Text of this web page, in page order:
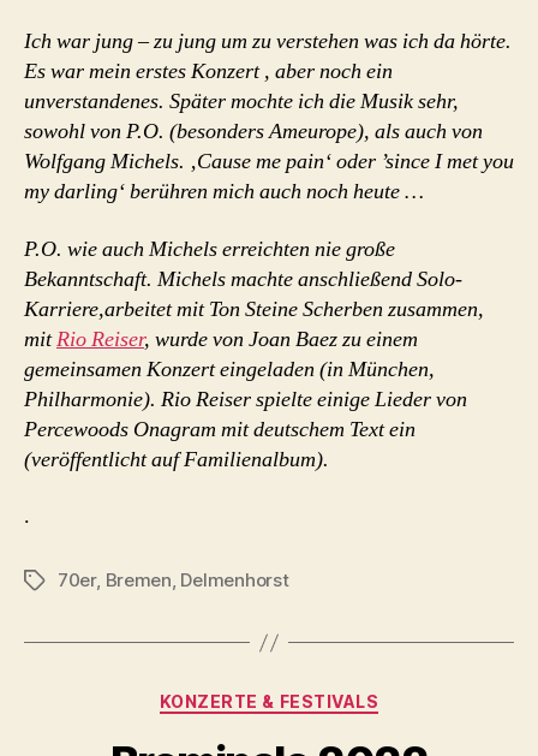
Ich war jung – zu jung um zu verstehen was ich da hörte.
Es war mein erstes Konzert , aber noch ein
unverstandenes. Später mochte ich die Musik sehr,
sowohl von P.O. (besonders Ameurope), als auch von
Wolfgang Michels. ‚Cause me pain‘ oder ’since I met you
my darling‘ berühren mich auch noch heute …
P.O. wie auch Michels erreichten nie große
Bekanntschaft. Michels machte anschließend Solo-
Karriere,arbeitet mit Ton Steine Scherben zusammen,
mitRio Reiser, wurde von Joan Baez zu einem
gemeinsamen Konzert eingeladen (in München,
Philharmonie). Rio Reiser spielte einige Lieder von
Percewoods Onagram mit deutschem Text ein
(veröffentlicht auf Familienalbum).
.
Schlagwörter
70er, Bremen, Delmenhorst
Kategorien
KONZERTE & FESTIVALS